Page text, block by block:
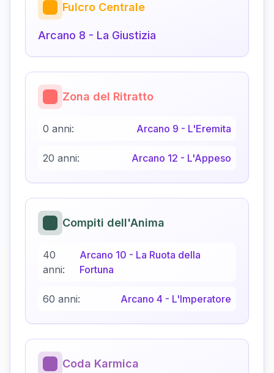
Fulcro Centrale
Arcano 8 - La Giustizia
Zona del Ritratto
0 anni: Arcano 9 - L'Eremita
20 anni: Arcano 12 - L'Appeso
Compiti dell'Anima
40
anni:
Arcano 10 - La Ruota della
Fortuna
60 anni: Arcano 4 - L'Imperatore
Coda Karmica